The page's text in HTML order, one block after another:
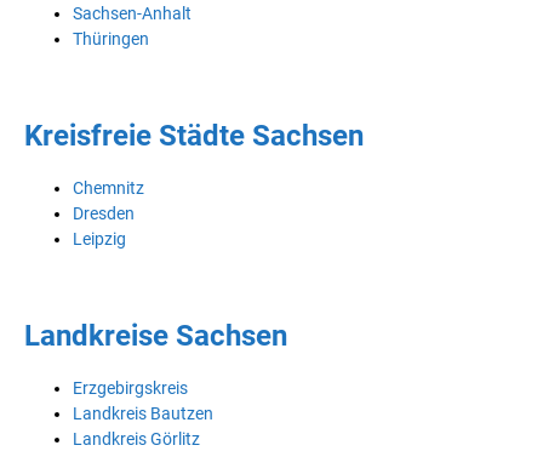
Sachsen-Anhalt
Thüringen
Kreisfreie Städte Sachsen
Chemnitz
Dresden
Leipzig
Landkreise Sachsen
Erzgebirgskreis
Landkreis Bautzen
Landkreis Görlitz